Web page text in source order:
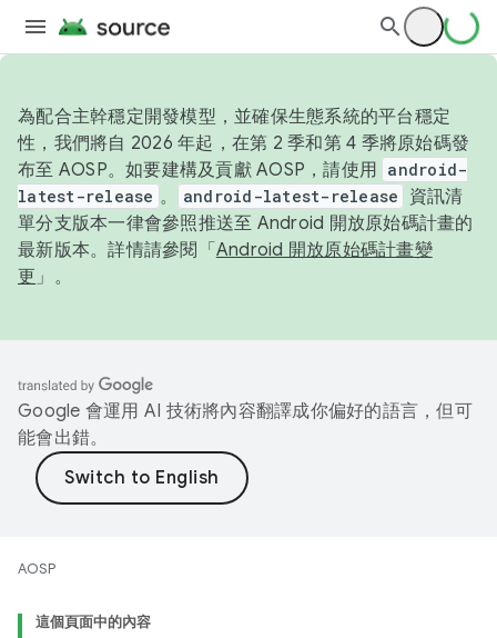
為配合主幹穩定開發模型，並確保生態系統的平台穩定
性，我們將自 2026 年起，在第 2 季和第 4 季將原始碼發
布至 AOSP。如要建構及貢獻 AOSP，請使用 android-
latest-release 。 android-latest-release
資訊清
單分支版本一律會參照推送至 Android 開放原始碼計畫的
最新版本。詳情請參閱「 Android 開放原始碼計畫變
更 」。
Google 會運用 AI 技術將內容翻譯成你偏好的語言，但可
能會出錯。
AOSP
這個頁面中的內容